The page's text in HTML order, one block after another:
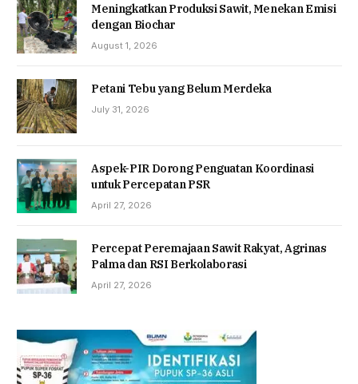
Meningkatkan Produksi Sawit, Menekan Emisi
dengan Biochar
August 1, 2026
Petani Tebu yang Belum Merdeka
July 31, 2026
Aspek-PIR Dorong Penguatan Koordinasi
untuk Percepatan PSR
April 27, 2026
Percepat Peremajaan Sawit Rakyat, Agrinas
Palma dan RSI Berkolaborasi
April 27, 2026